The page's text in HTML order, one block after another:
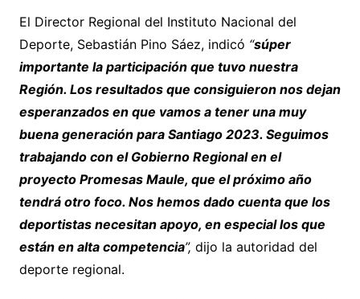
El Director Regional del Instituto Nacional del
Deporte, Sebastián Pino Sáez, indicó “súper
importante la participación que tuvo nuestra
Región. Los resultados que consiguieron nos dejan
esperanzados en que vamos a tener una muy
buena generación para Santiago 2023. Seguimos
trabajando con el Gobierno Regional en el
proyecto Promesas Maule, que el próximo año
tendrá otro foco. Nos hemos dado cuenta que los
deportistas necesitan apoyo, en especial los que
están en alta competencia”, dijo la autoridad del
deporte regional.